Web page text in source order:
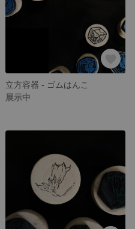
立方容器 - ゴムはんこ
展示中